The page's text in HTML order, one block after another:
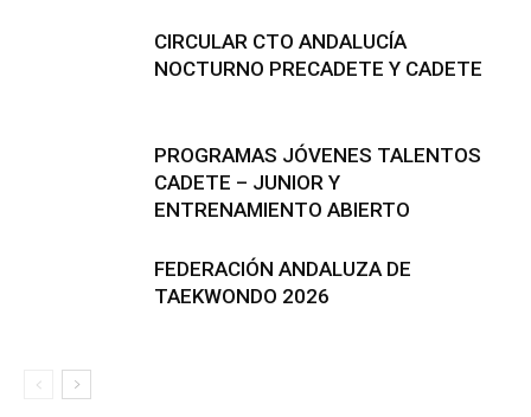
CIRCULAR CTO ANDALUCÍA
NOCTURNO PRECADETE Y CADETE
PROGRAMAS JÓVENES TALENTOS
CADETE – JUNIOR Y
ENTRENAMIENTO ABIERTO
FEDERACIÓN ANDALUZA DE
TAEKWONDO 2026